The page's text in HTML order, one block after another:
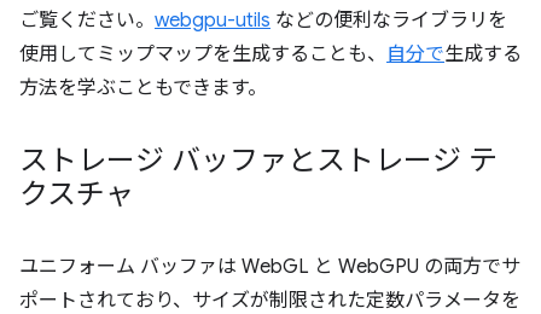
ご覧ください。 webgpu-utils などの便利なライブラリを
使用してミップマップを生成することも、 自分で生成する
方法を学ぶこともできます。
ストレージ バッファとストレージ テ
クスチャ
ユニフォーム バッファは WebGL と WebGPU の両方でサ
ポートされており、サイズが制限された定数パラメータを